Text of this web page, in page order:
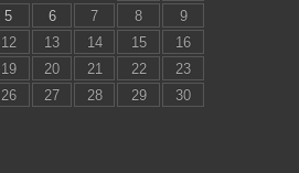
5 6 7 8
9
12 13 14 15
16
19 20 21 22
23
26 27 28 29
30